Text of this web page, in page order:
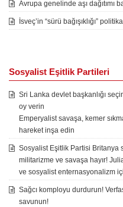
Avrupa genelinde aşı dağıtımı
İsveç’in “sürü bağışıklığı”
Sosyalist Eşitlik Partileri
Sri Lanka devlet başkanlığı
oy verin
Emperyalist savaşa, kemer
hareket inşa edin
Sosyalist Eşitlik Partisi Britanya
militarizme ve savaşa hayır!
ve sosyalist enternasyonalizm
Sağcı komployu durdurun!
savunun!